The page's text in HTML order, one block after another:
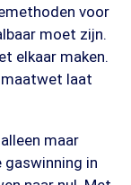
voor
moet zijn.
elkaar maken.
laat
maar
in